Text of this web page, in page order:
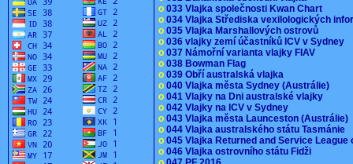
o 033 Vlajka společnosti Kwan Chart
o 034 Vlajka Střediska vexilologických
o 035 Vlajka Marshallových ostrovů
o 036 vlajky zemí účastníků ICV v Sydney
o 037 Námořní varianta vlajky FIAV
o 038 Bowman Flag
o 039 Obří australská vlajka
o 040 Vlajka města Sydney (Austrálie)
o 041 Vlajky na Dni australské vlajky
o 042 Vlajky na ICV v Sydney
o 043 Vlajka města Launceston (Austrálie)
o 044 Vlajka australského státu Tasmánie
o 045 Vlajka Returned and Service
o 046 Vlajka ostrovního státu Fidži